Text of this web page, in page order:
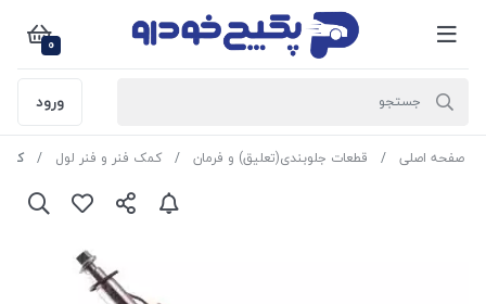
0
ورود
صفحه اصلی قطعات جلوبندی(تعلیق) و فرمان کمک فنر و فنر لول کمک